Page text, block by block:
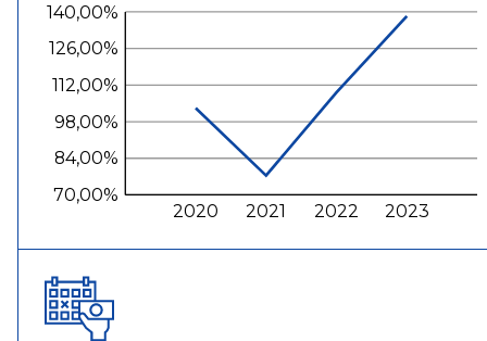
2020 2021 2022 2023
70,00%
84,00%
98,00%
112,00%
126,00%
140,00%